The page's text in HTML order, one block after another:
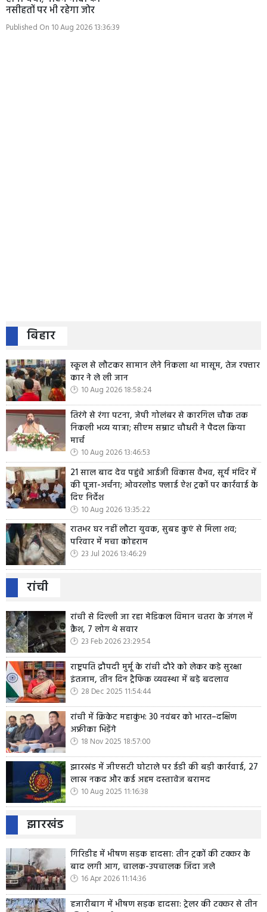
नसीहतों पर भी रहेगा जोर
Published On 10 Aug 2026 13:36:39
बिहार
स्कूल से लौटकर सामान लेने निकला था मासूम, तेज रफ्तार
कार ने ले ली जान
10 Aug 2026 18:58:24
तिरंगे से रंगा पटना, जेपी गोलंबर से कारगिल चौक तक
निकली भव्य यात्रा; सीएम सम्राट चौधरी ने पैदल किया
मार्च
10 Aug 2026 13:46:53
21 साल बाद देव पहुंचे आईजी विकास वैभव, सूर्य मंदिर में
की पूजा-अर्चना; ओवरलोड फ्लाई ऐश ट्रकों पर कार्रवाई के
दिए निर्देश
10 Aug 2026 13:35:22
रातभर घर नहीं लौटा युवक, सुबह कुएं से मिला शव;
परिवार में मचा कोहराम
23 Jul 2026 13:46:29
रांची
रांची से दिल्ली जा रहा मेडिकल विमान चतरा के जंगल में
क्रैश, 7 लोग थे सवार
23 Feb 2026 23:29:54
राष्ट्रपति द्रौपदी मुर्मू के रांची दौरे को लेकर कड़े सुरक्षा
इंतजाम, तीन दिन ट्रैफिक व्यवस्था में बड़े बदलाव
28 Dec 2025 11:54:44
रांची में क्रिकेट महाकुंभ: 30 नवंबर को भारत–दक्षिण
अफ्रीका भिड़ेंगे
18 Nov 2025 18:57:00
झारखंड में जीएसटी घोटाले पर ईडी की बड़ी कार्रवाई, 27
लाख नकद और कई अहम दस्तावेज बरामद
10 Aug 2025 11:16:38
झारखंड
गिरिडीह में भीषण सड़क हादसा: तीन ट्रकों की टक्कर के
बाद लगी आग, चालक-उपचालक जिंदा जले
16 Apr 2026 11:14:36
हजारीबाग में भीषण सड़क हादसा: ट्रेलर की टक्कर से तीन